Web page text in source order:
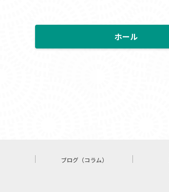
ホール
ブログ（コラム）